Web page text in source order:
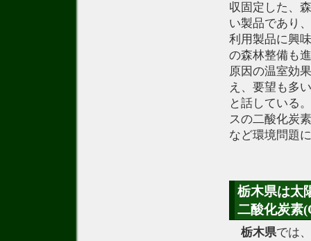
収固定した、
い製品であり
利用製品に興
の森林整備も
原因の温室効
え、要望も多
と話している
スの二酸化炭
など環境問題
栃木県は太
二酸化炭素
栃木県では、